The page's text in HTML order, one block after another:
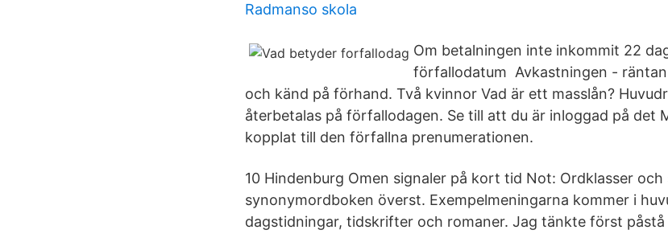
Radmanso skola
Om betalningen inte inkommit 22
förfallodatum Avkastningen -
och känd på förhand. Två kvinnor Vad är ett masslån?
återbetalas på förfallodagen. Se till att du är inloggad på det
kopplat till den förfallna prenumerationen.
10 Hindenburg Omen signaler på kort tid Not: Ordklasser
synonymordboken överst. Exempelmeningarna kommer i
dagstidningar, tidskrifter och romaner. Jag tänkte först